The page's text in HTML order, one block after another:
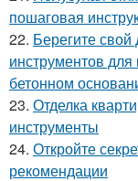
пошаговая
22. Берегите
инструментов
бетонном
23. Отделка
инструменты
24. Откройте
рекомендации